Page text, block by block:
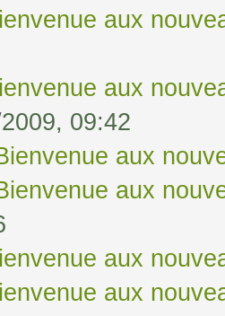
aux
aux
09:42
aux
aux
aux
aux